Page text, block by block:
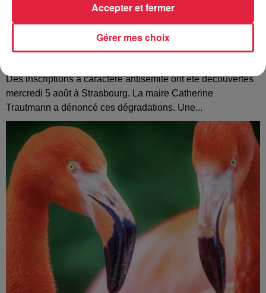
Tags antisémites à Strasbourg : Catherine
Des inscriptions à caractère antisémite ont été découvertes
mercredi 5 août à Strasbourg. La maire Catherine
Trautmann a dénoncé ces dégradations. Une...
Gérer mes choix
Accepter et fermer